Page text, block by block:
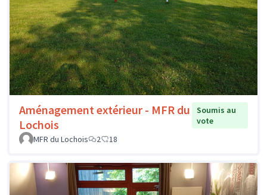
Aménagement extérieur - MFR du
Lochois
Soumis au
vote
MFR du Lochois
2 18